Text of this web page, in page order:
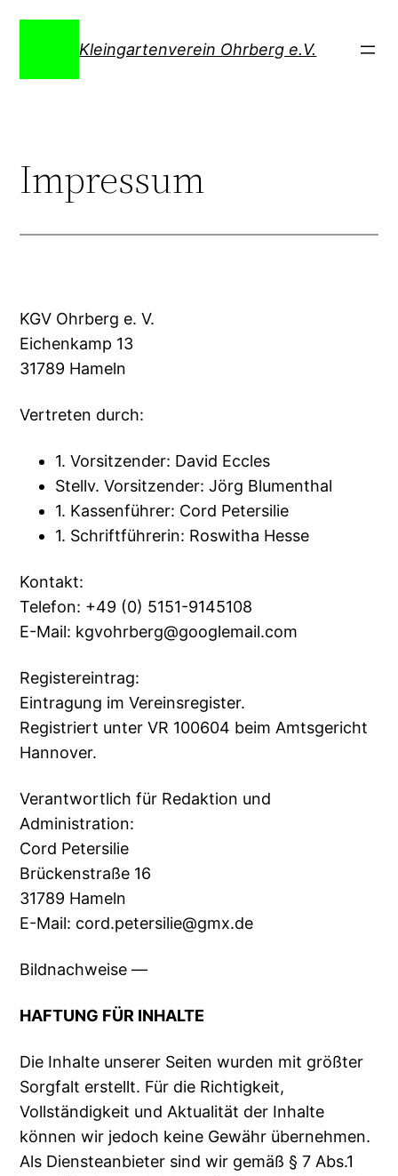
Kleingartenverein Ohrberg e.V.
Impressum
KGV Ohrberg e. V.
Eichenkamp 13
31789 Hameln
Vertreten durch:
1. Vorsitzender: David Eccles
Stellv. Vorsitzender: Jörg Blumenthal
1. Kassenführer: Cord Petersilie
1. Schriftführerin: Roswitha Hesse
Kontakt:
Telefon: +49 (0) 5151-9145108
E-Mail: kgvohrberg@googlemail.com
Registereintrag:
Eintragung im Vereinsregister.
Registriert unter VR 100604 beim Amtsgericht
Hannover.
Verantwortlich für Redaktion und
Administration:
Cord Petersilie
Brückenstraße 16
31789 Hameln
E-Mail: cord.petersilie@gmx.de
Bildnachweise —
HAFTUNG FÜR INHALTE
Die Inhalte unserer Seiten wurden mit größter
Sorgfalt erstellt. Für die Richtigkeit,
Vollständigkeit und Aktualität der Inhalte
können wir jedoch keine Gewähr übernehmen.
Als Diensteanbieter sind wir gemäß § 7 Abs.1